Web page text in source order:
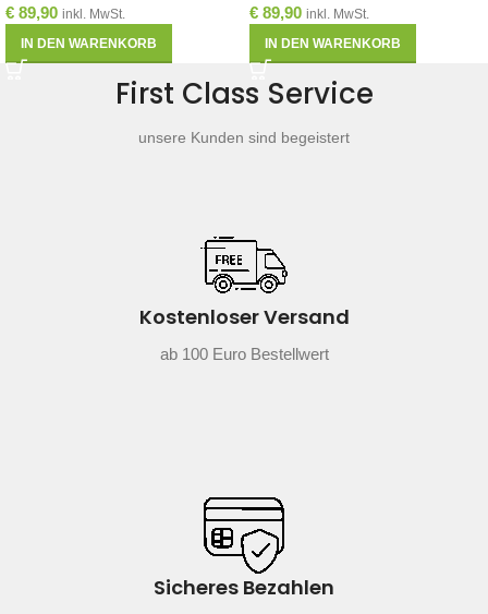
€ 89,90 inkl. MwSt.
IN DEN WARENKORB
€ 89,90 inkl. MwSt.
IN DEN WARENKORB
First Class Service
unsere Kunden sind begeistert
Kostenloser Versand
ab 100 Euro Bestellwert
Sicheres Bezahlen